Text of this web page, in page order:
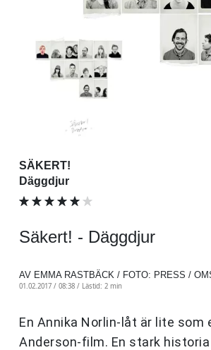
SÄKERT!
Däggdjur
Säkert! - Däggdjur
AV EMMA RASTBÄCK / FOTO: PRESS /
01.02.2017 / 08:38 / Lästid: 2 min
En Annika Norlin-låt är lite som
Anderson-film. En stark